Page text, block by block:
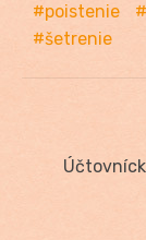
poistenie
šetrenie
Previous